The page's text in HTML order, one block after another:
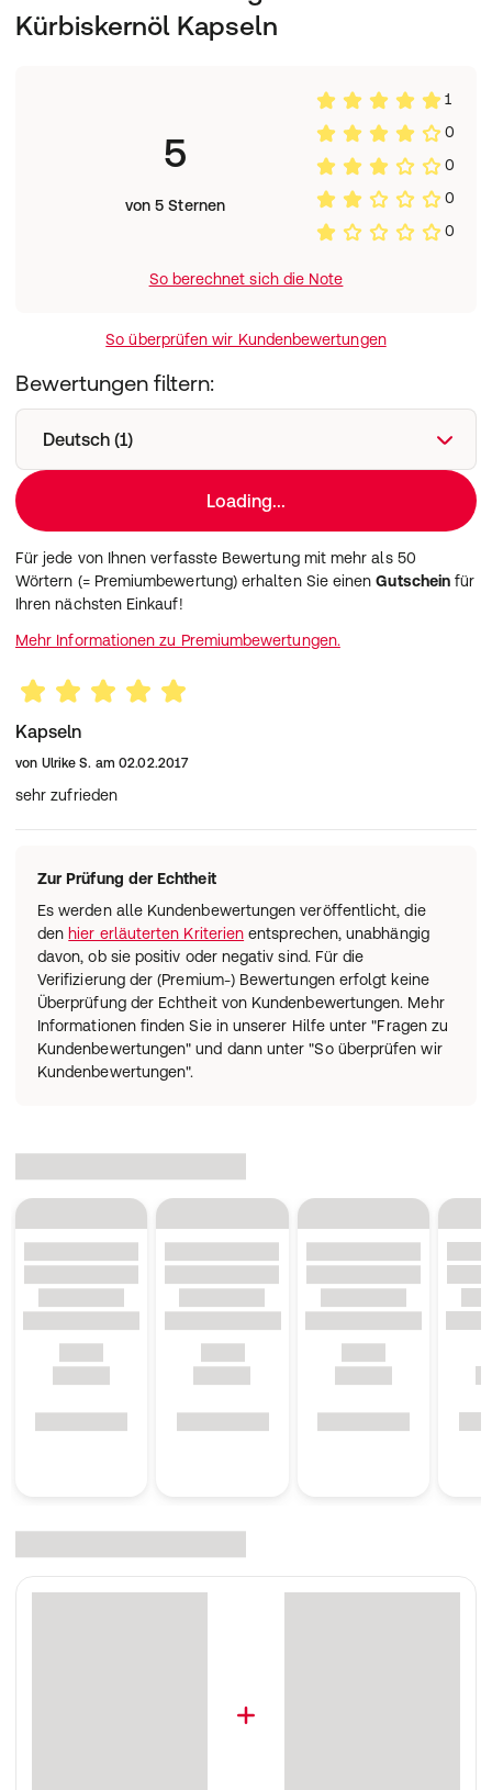
überschritten werden.
Aufbewahrung:
97877 Wertheim
Kürbiskernöl Kapseln
5
von 5 Sternen
1
0
0
0
0
So berechnet sich die Note
So überprüfen wir Kundenbewertungen
Bewertungen filtern:
Deutsch (1)
Loading...
Für jede von Ihnen verfasste Bewertung mit mehr als 50
Wörtern (= Premiumbewertung) erhalten Sie einenGutschein für
Ihren nächsten Einkauf!
Mehr Informationen zu Premiumbewertungen.
Kapseln
von Ulrike S. am 02.02.2017
sehr zufrieden
Zur Prüfung der Echtheit
Es werden alle Kundenbewertungen veröffentlicht, die
den hier erläuterten Kriterien entsprechen, unabhängig
davon, ob sie positiv oder negativ sind. Für die
Verifizierung der (Premium-) Bewertungen erfolgt keine
Überprüfung der Echtheit von Kundenbewertungen. Mehr
Informationen finden Sie in unserer Hilfe unter "Fragen zu
Kundenbewertungen" und dann unter "So überprüfen wir
Kundenbewertungen".